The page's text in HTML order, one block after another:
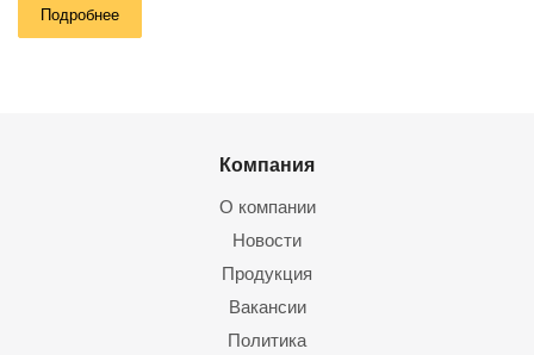
Системная гарантия – 25 лет
оборудования и аксессуаров
Подробнее
Компания
О компании
Новости
Продукция
Вакансии
Политика